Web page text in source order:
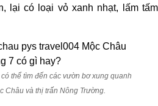
lại có loại vỏ xanh nhạt, lấm tấm
thể tìm đến các vườn bơ xung quanh
Châu và thị trấn Nông Trường.